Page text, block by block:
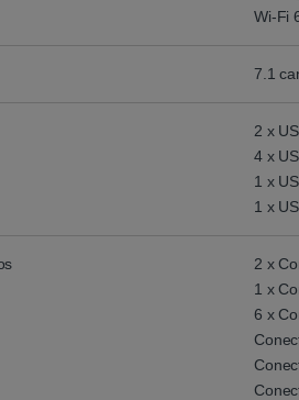
Wi-Fi
7.1
2 x
4 x
1 x
1 x
2 x
1 x
6 x